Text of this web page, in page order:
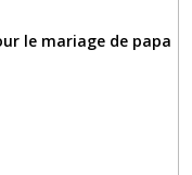
le mariage de papa